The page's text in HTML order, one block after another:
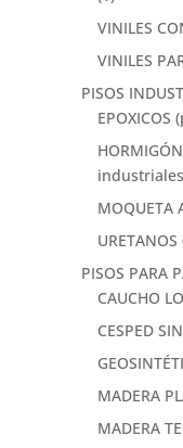
VINILES
VINILES
PISOS
MOQUETA
PISOS PARA
CAUCHO
CESPED
MADERA
MADERA